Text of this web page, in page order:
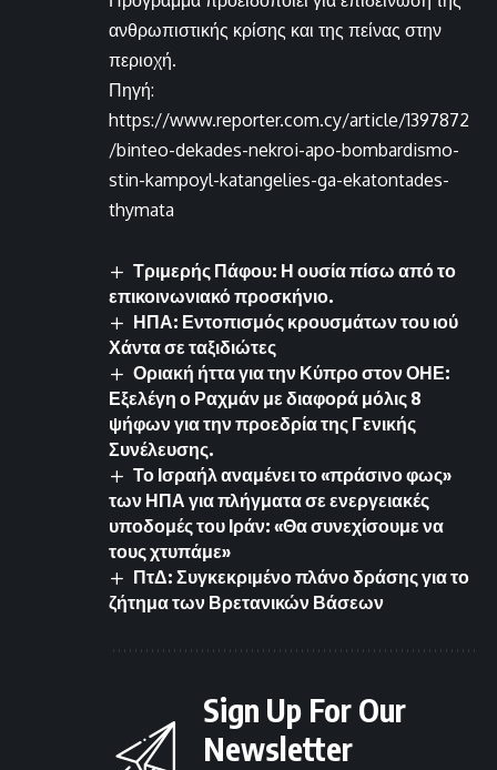
ανθρωπιστικής κρίσης και της πείνας στην
περιοχή.
Πηγή:
https://www.reporter.com.cy/article/1397872
/binteo-dekades-nekroi-apo-bombardismo-
stin-kampoyl-katangelies-ga-ekatontades-
thymata
Τριμερής Πάφου: Η ουσία πίσω από το
επικοινωνιακό προσκήνιο.
ΗΠΑ: Εντοπισμός κρουσμάτων του ιού
Χάντα σε ταξιδιώτες
Οριακή ήττα για την Κύπρο στον ΟΗΕ:
Εξελέγη ο Ραχμάν με διαφορά μόλις 8
ψήφων για την προεδρία της Γενικής
Συνέλευσης.
Το Ισραήλ αναμένει το «πράσινο φως»
των ΗΠΑ για πλήγματα σε ενεργειακές
υποδομές του Ιράν: «Θα συνεχίσουμε να
τους χτυπάμε»
ΠτΔ: Συγκεκριμένο πλάνο δράσης για το
ζήτημα των Βρετανικών Βάσεων
Sign Up For Our
Newsletter